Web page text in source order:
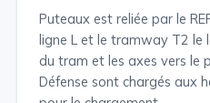
Puteaux est reliée par le
ligne L et le tramway T2 le
du tram et les axes vers le
Défense sont chargés aux